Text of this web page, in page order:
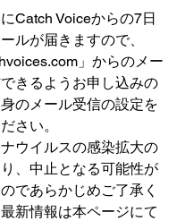
Catch Voiceからの7日
ルが届きますので、
」からのメー
きるようお申し込みの
のメール受信の設定を
さい。
ウイルスの感染拡大の
、中止となる可能性が
であらかじめご了承く
新情報は本ページにて